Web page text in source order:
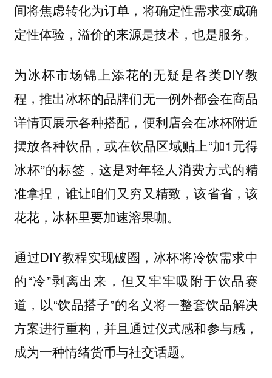
间将焦虑转化为订单，将确定性需求变成确
定性体验，溢价的来源是技术，也是服务。
为冰杯市场锦上添花的无疑是各类DIY教
程，推出冰杯的品牌们无一例外都会在商品
详情页展示各种搭配，便利店会在冰杯附近
摆放各种饮品，或在饮品区域贴上“加1元得
冰杯”的标签，这是对年轻人消费方式的精
准拿捏，谁让咱们又穷又精致，该省省，该
花花，冰杯里要加速溶果咖。
通过DIY教程实现破圈，冰杯将冷饮需求中
的“冷”剥离出来，但又牢牢吸附于饮品赛
道，以“饮品搭子”的名义将一整套饮品解决
方案进行重构，并且通过仪式感和参与感，
成为一种情绪货币与社交话题。